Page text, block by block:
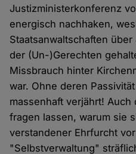
Justizministerkonferenz
energisch nachhaken,
Staatsanwaltschaften
der (Un-)Gerechten
Missbrauch hinter
war. Ohne deren
massenhaft verjährt!
fragen lassen, warum sie
verstandener Ehrfurcht
"Selbstverwaltung"